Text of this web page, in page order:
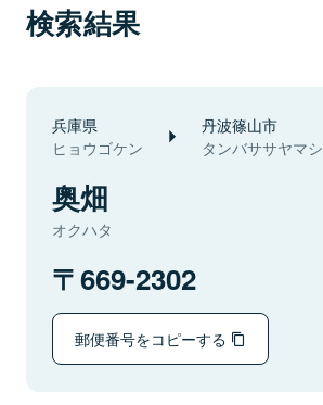
検索結果
兵庫県
ヒョウゴケン
丹波篠山市
タンバササヤマシ
奥畑
オクハタ
669-2302
郵便番号をコピーする